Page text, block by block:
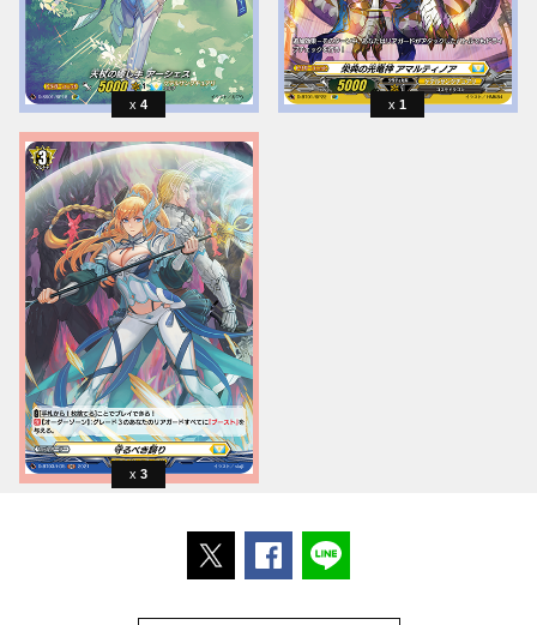
4 1
3
ポストするFacebookでシェアする